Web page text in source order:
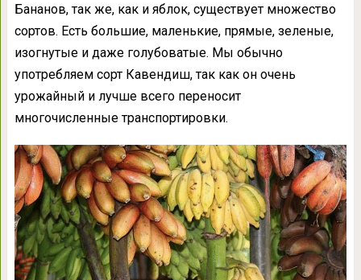
Бананов, так же, как и яблок, существует множество
сортов. Есть большие, маленькие, прямые, зеленые,
изогнутые и даже голубоватые. Мы обычно
употребляем сорт Кавендиш, так как он очень
урожайный и лучше всего переносит
многочисленные транспортировки.